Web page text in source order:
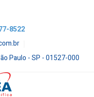
8522
Paulo - SP - 01527-000